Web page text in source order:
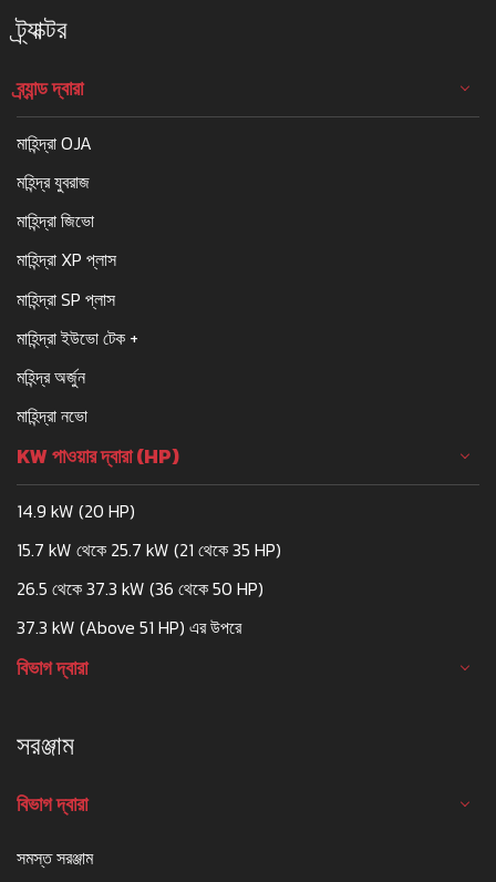
ট্র্যাক্টর
ব্র্যান্ড দ্বারা
মাহিন্দ্রা OJA
মহিন্দ্র যুবরাজ
মাহিন্দ্রা জিভো
মাহিন্দ্রা XP প্লাস
মাহিন্দ্রা SP প্লাস
মাহিন্দ্রা ইউভো টেক +
মহিন্দ্র অর্জুন
মাহিন্দ্রা নভো
KW পাওয়ার দ্বারা (HP)
14.9 kW (20 HP)
15.7 kW থেকে 25.7 kW (21 থেকে 35 HP)
26.5 থেকে 37.3 kW (36 থেকে 50 HP)
37.3 kW (Above 51 HP) এর উপরে
বিভাগ দ্বারা
সরঞ্জাম
বিভাগ দ্বারা
সমস্ত সরঞ্জাম